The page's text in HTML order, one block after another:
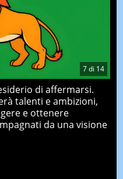
7di 14
di affermarsi.
talenti e ambizioni,
e ottenere
da una visione